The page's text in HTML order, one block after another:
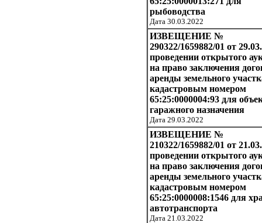
рыбоводства
Дата 30.03.2022
ИЗВЕЩЕНИЕ №
290322/1659882/01 от
проведении открытого
на право заключения
аренды земельного
кадастровым номером
65:25:0000004:93 для
гаражного назначения
Дата 29.03.2022
ИЗВЕЩЕНИЕ №
210322/1659882/01 от
проведении открытого
на право заключения
аренды земельного
кадастровым номером
65:25:0000008:1546 для
автотранспорта
Дата 21.03.2022